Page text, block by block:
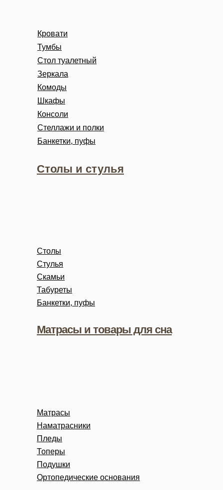
Кровати
Тумбы
Банкетки, пуфы
Стол туалетный
Комоды
Стеллажи и полки
Консоли
Шкафы
Зеркала
Столы и стулья
Столы
Стулья
Скамьи
Табуреты
Банкетки, пуфы
Подушки
Топеры
Пледы
Наматрасники
Матрасы
Ортопедические основания
Матрасы и товары для сна